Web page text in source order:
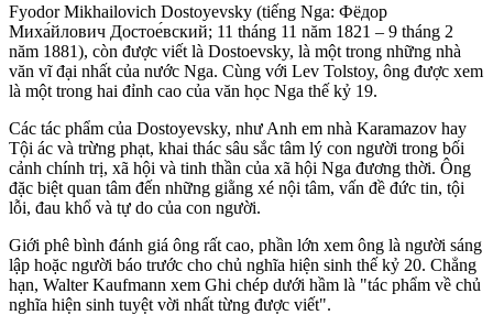
Fyodor Mikhailovich Dostoyevsky (tiếng Nga: Фёдор
Миха́йлович Достое́вский; 11 tháng 11 năm 1821 – 9 tháng 2
năm 1881), còn được viết là Dostoevsky, là một trong những nhà
văn vĩ đại nhất của nước Nga. Cùng với Lev Tolstoy, ông được xem
là một trong hai đỉnh cao của văn học Nga thế kỷ 19.
Các tác phẩm của Dostoyevsky, như Anh em nhà Karamazov hay
Tội ác và trừng phạt, khai thác sâu sắc tâm lý con người trong bối
cảnh chính trị, xã hội và tinh thần của xã hội Nga đương thời. Ông
đặc biệt quan tâm đến những giằng xé nội tâm, vấn đề đức tin, tội
lỗi, đau khổ và tự do của con người.
Giới phê bình đánh giá ông rất cao, phần lớn xem ông là người sáng
lập hoặc người báo trước cho chủ nghĩa hiện sinh thế kỷ 20. Chẳng
hạn, Walter Kaufmann xem Ghi chép dưới hầm là "tác phẩm về chủ
nghĩa hiện sinh tuyệt vời nhất từng được viết".